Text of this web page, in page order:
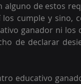
de estos
cumple y sino,
ganador ni los
de declarar
educativo